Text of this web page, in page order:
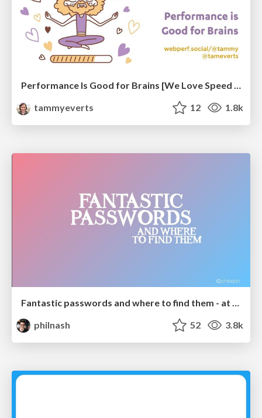
Performance Is Good for Brains [We Love Speed 2024]
tammyeverts
12 1.8k
Fantastic passwords and where to find them - at NoRuKo
philnash
52 3.8k